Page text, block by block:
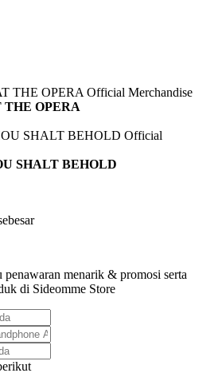
THE OPERA
SHALT BEHOLD
penawaran menarik & promosi serta
di Sideomme Store